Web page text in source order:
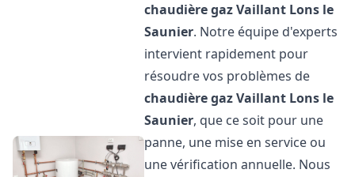
chaudière gaz Vaillant Lons le
Saunier. Notre équipe d'experts
intervient rapidement pour
résoudre vos problèmes de
chaudière gaz Vaillant Lons le
Saunier, que ce soit pour une
panne, une mise en service ou
une vérification annuelle. Nous